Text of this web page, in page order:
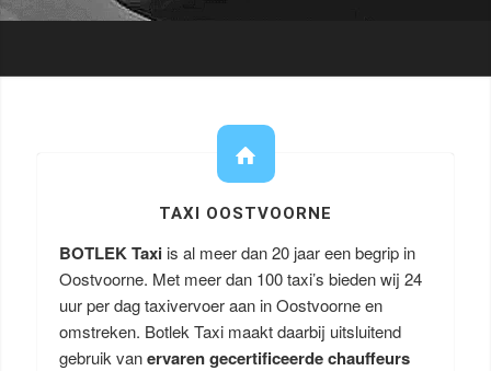
TAXI OOSTVOORNE
BOTLEK Taxi is al meer dan 20 jaar een begrip in
Oostvoorne. Met meer dan 100 taxi’s bieden wij 24
uur per dag taxivervoer aan in Oostvoorne en
omstreken. Botlek Taxi maakt daarbij uitsluitend
gebruik vanervaren gecertificeerde chauffeurs